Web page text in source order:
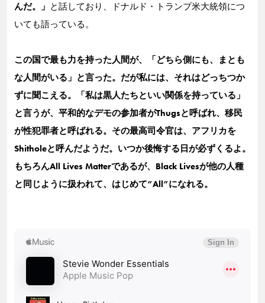
んだ。」 と話しており、ドナルド・トランプ米大統領につ
いても語っている。
この国で最も力を持った人間が、「どちら側にも、まとも
な人間がいる」と言った。だが私には、それはどっちつか
ずに聞こえる。「私は黒人たちといい関係を持っている」
と言うが、平和的なデモの参加者がThugsと呼ばれ、移民
が性犯罪者と呼ばれる。その最高司令官は、アフリカを
Shitholeと呼んだようだ。いつか後悔する日が必ずくるよ。
もちろんAll Lives Matterであるが、Black Livesが他の人種
と同じように扱われて、はじめて”All”になれる。